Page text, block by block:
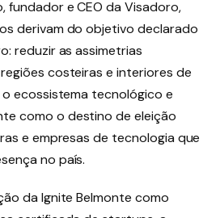
fundador e CEO da Visadoro,
derivam do objetivo declarado
reduzir as assimetrias
costeiras e interiores de
ecossistema tecnológico e
como o destino de eleição
e empresas de tecnologia que
no país.
da Ignite Belmonte como